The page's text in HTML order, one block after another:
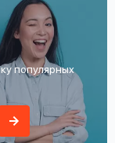
популярных